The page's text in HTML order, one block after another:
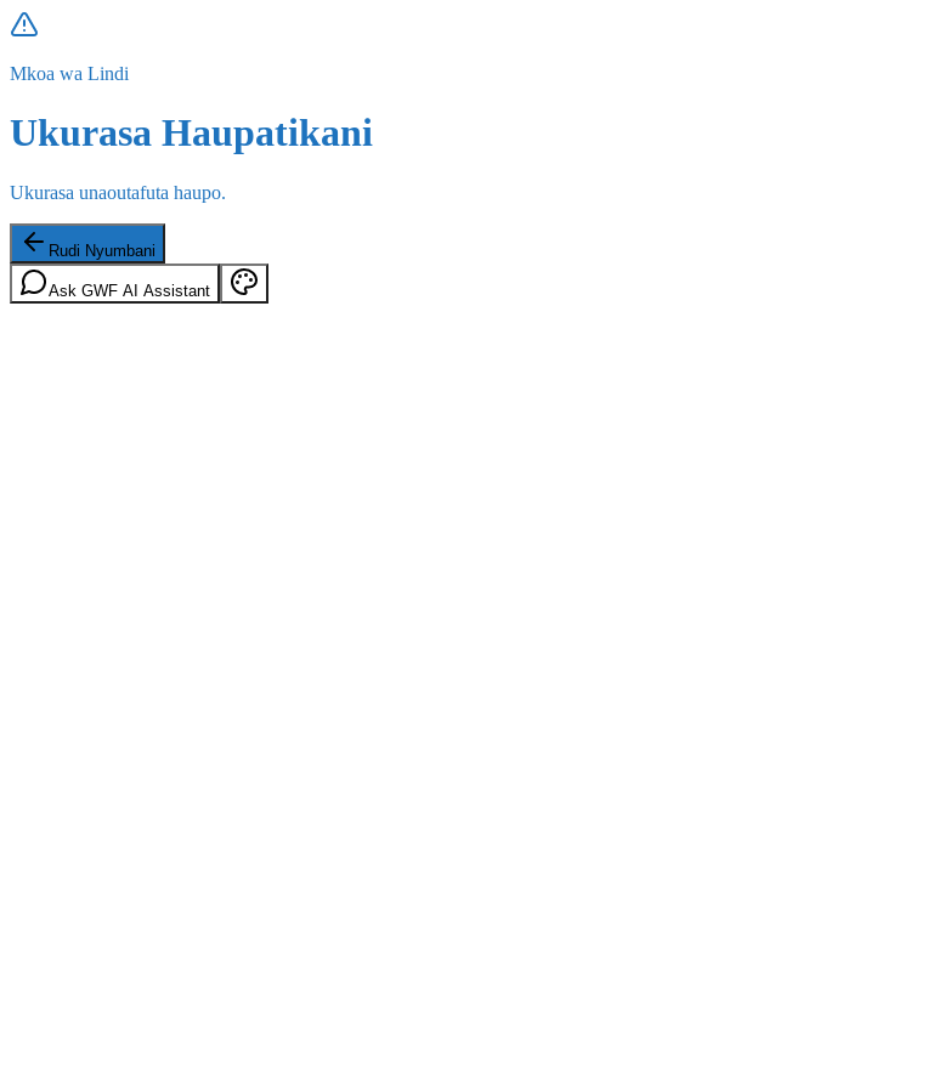
Mkoa wa Lindi
Ukurasa Haupatikani
Ukurasa unaoutafuta haupo.
Rudi Nyumbani
Ask GWF AI Assistant